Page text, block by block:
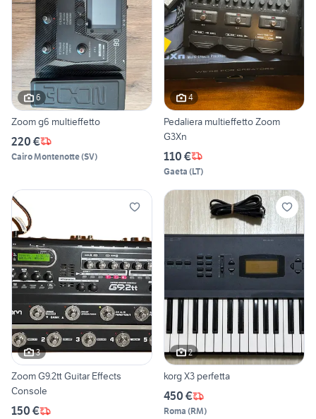
6
Zoom g6 multieffetto
220 €
Cairo Montenotte(SV)
4
Pedaliera multieffetto Zoom
G3Xn
110 €
Gaeta (LT)
3
Zoom G9.2tt Guitar Effects
Console
150 €
2
korg X3 perfetta
450 €
Roma (RM)